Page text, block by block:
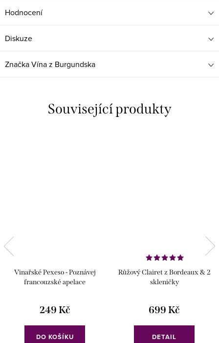
Hodnocení
Diskuze
ZnačkaVína z Burgundska
Související produkty
Vinařské Pexeso - Poznávej
francouzské apelace
249 Kč
DO KOŠÍKU
Růžový Clairet z Bordeaux & 2
skleničky
699 Kč
DETAIL